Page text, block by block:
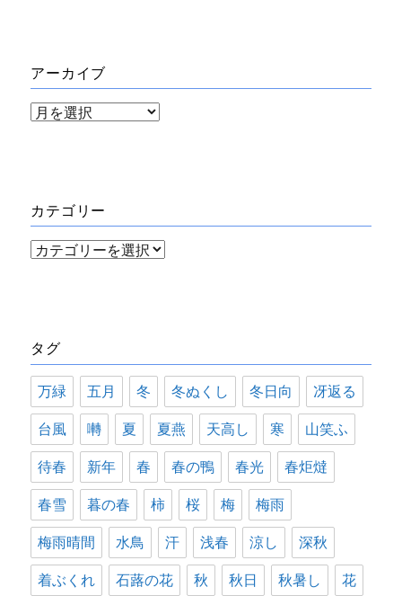
アーカイブ
ア
ブ
カテゴリー
カ
ー
タグ
万緑 五月 冬 冬ぬくし 冬日向 冴返る
台風 囀 夏 夏燕 天高し 寒 山笑ふ
待春 新年 春 春の鴨 春光 春炬燵
春雪 暮の春 柿 桜 梅 梅雨
梅雨晴間 水鳥 汗 浅春 涼し 深秋
着ぶくれ 石蕗の花 秋 秋日 秋暑し 花